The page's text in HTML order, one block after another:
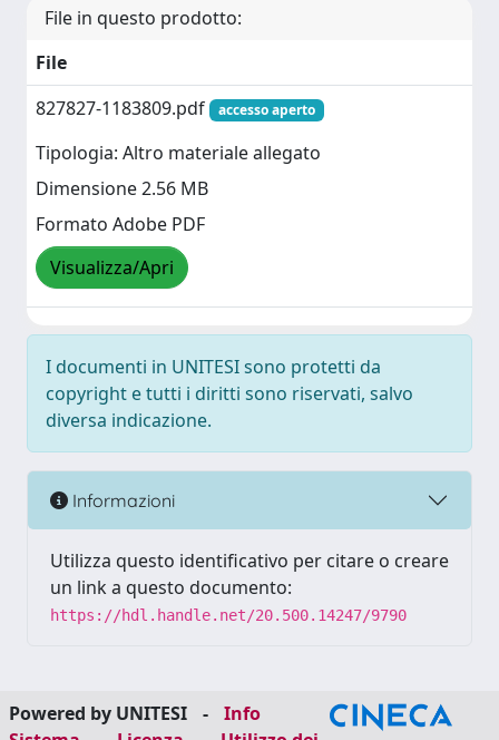
File in questo prodotto:
File
827827-1183809.pdf
accesso aperto
Tipologia: Altro materiale allegato
Dimensione 2.56 MB
Formato Adobe PDF
Visualizza/Apri
I documenti in UNITESI sono protetti da
copyright e tutti i diritti sono riservati, salvo
diversa indicazione.
Informazioni
Utilizza questo identificativo per citare o creare
un link a questo documento:
https://hdl.handle.net/20.500.14247/9790
Powered by UNITESI -
Info